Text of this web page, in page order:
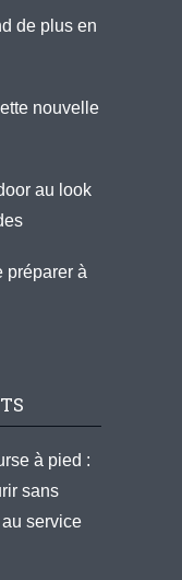
de plus en
nouvelle
au look
préparer à
à pied :
sans
service